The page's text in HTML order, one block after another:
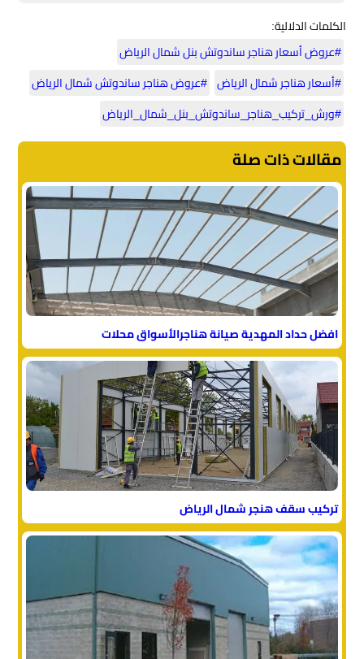
الكلمات الدلالية:
#عروض أسعار هناجر ساندوتش بنل شمال الرياض
#أسعار هناجر شمال الرياض #عروض هناجر ساندوتش شمال الرياض
#ورش_تركيب_هناجر_ساندوتش_بنل_شمال_الرياض
مقالات ذات صلة
افضل حداد المهدية صيانة هناجرالأسواق محلات
تركيب سقف هنجر شمال الرياض